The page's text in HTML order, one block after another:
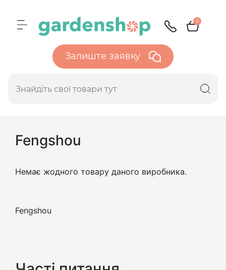
0
Залиште заявку
Fengshou
Немає жодного товару даного виробника.
Fengshou